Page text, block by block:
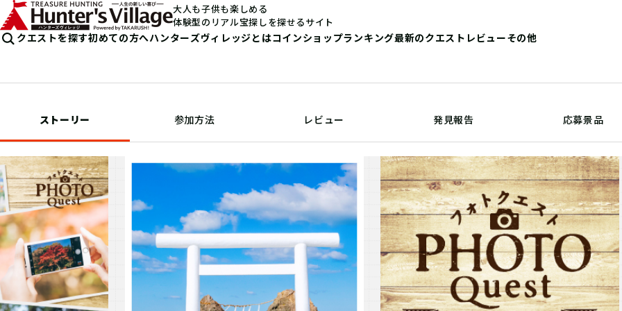
大人も子供も楽しめる
体験型のリアル宝探しを探せるサイト
クエストを探す初めての方へハンターズヴィレッジとはコインショップランキング最新のクエストレビューその他
ストーリー 参加方法 レビュー 発見報告 応募景品